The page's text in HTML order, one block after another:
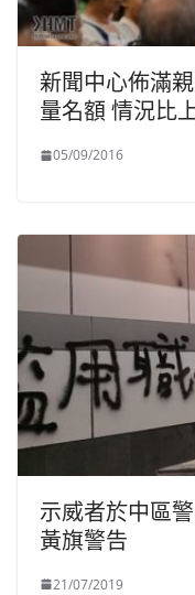
新聞中心佈滿
量名額 情況比
05/09/2016
示威者於中區
黃旗警告
21/07/2019